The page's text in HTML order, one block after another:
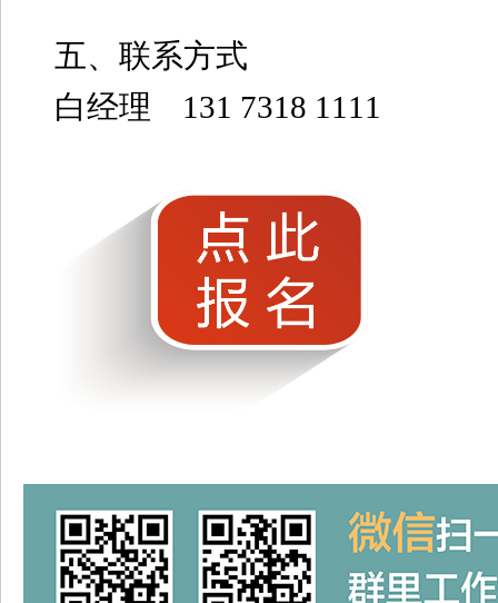
五、联系方式
白经理 131 7318 1111